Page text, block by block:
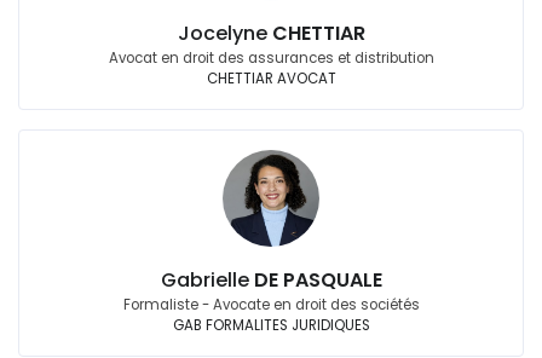
Jocelyne CHETTIAR
Avocat en droit des assurances et distribution
CHETTIAR AVOCAT
Gabrielle DE PASQUALE
Formaliste - Avocate en droit des sociétés
GAB FORMALITES JURIDIQUES